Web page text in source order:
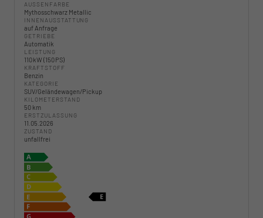
AUSSENFARBE
Mythosschwarz Metallic
INNENAUSSTATTUNG
auf Anfrage
GETRIEBE
Automatik
LEISTUNG
110 kW (150 PS)
KRAFTSTOFF
Benzin
KATEGORIE
SUV/Geländewagen/Pickup
KILOMETERSTAND
50 km
ERSTZULASSUNG
11.05.2026
ZUSTAND
unfallfrei